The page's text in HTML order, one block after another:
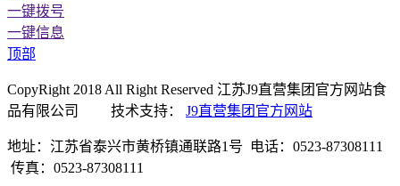
一键拨号
一键信息
顶部
CopyRight 2018 All Right Reserved 江苏J9直营集团官方网站食
品有限公司 技术支持： J9直营集团官方网站
地址：江苏省泰兴市黄桥镇通联路1号 电话：0523-87308111
传真：0523-87308111